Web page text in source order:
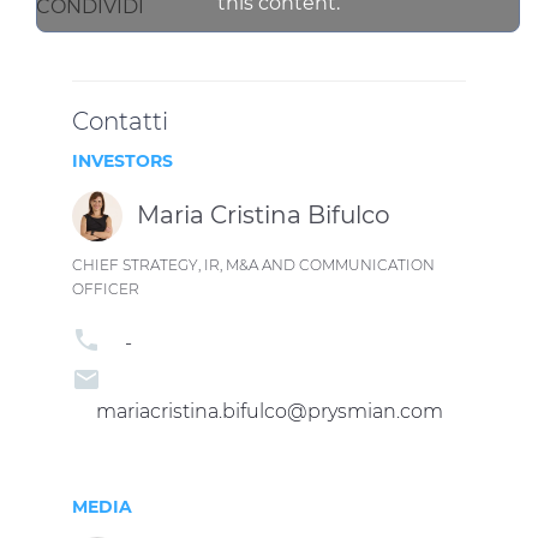
CONDIVIDI
Contatti
INVESTORS
Maria Cristina Bifulco
CHIEF STRATEGY, IR, M&A AND COMMUNICATION
OFFICER
phone -
email
mariacristina.bifulco@prysmian.com
MEDIA